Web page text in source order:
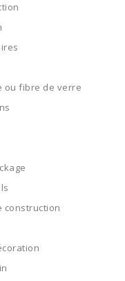
ou fibre de verre
construction